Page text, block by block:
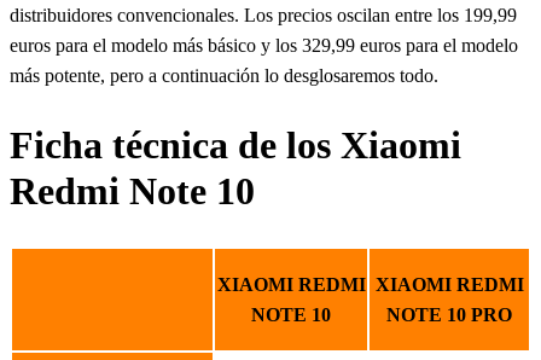
distribuidores convencionales. Los precios oscilan entre los 199,99
euros para el modelo más básico y los 329,99 euros para el modelo
más potente, pero a continuación lo desglosaremos todo.
Ficha técnica de los Xiaomi
Redmi Note 10
XIAOMI REDMI
NOTE 10
XIAOMI REDMI
NOTE 10 PRO